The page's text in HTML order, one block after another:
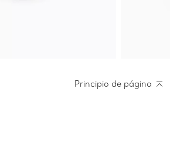
Principio de página